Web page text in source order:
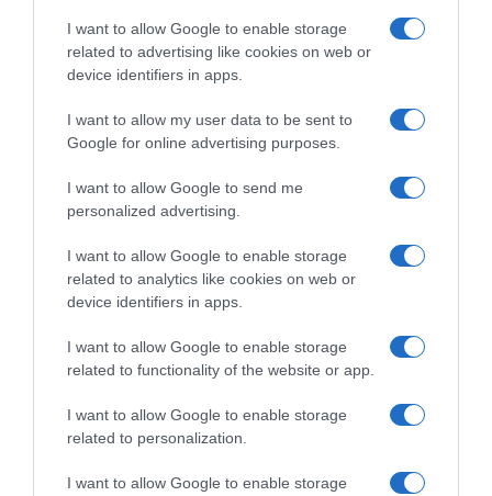
I want to allow Google to enable storage
related to advertising like cookies on web or
device identifiers in apps.
I want to allow my user data to be sent to
Google for online advertising purposes.
I want to allow Google to send me
personalized advertising.
I want to allow Google to enable storage
related to analytics like cookies on web or
device identifiers in apps.
I want to allow Google to enable storage
related to functionality of the website or app.
I want to allow Google to enable storage
related to personalization.
I want to allow Google to enable storage
Παρακαλώ Περιμένετε...
ΕΞΑΙΡΕΣΗ – ΒΙΣΣΗ ΑΝΝΑ